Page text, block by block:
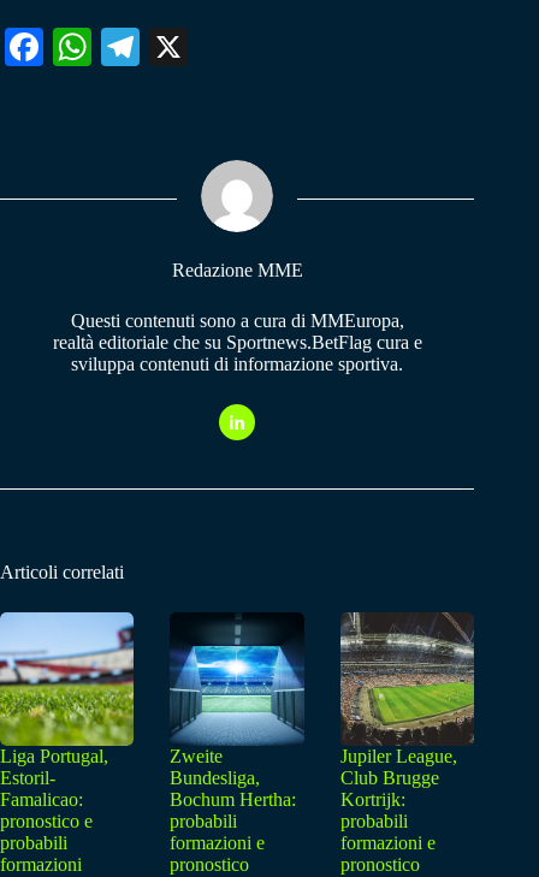
Fa W
pp
Te
m
Redazione MME
Questi contenuti sono a cura di MMEuropa,
realtà editoriale che su Sportnews.BetFlag cura e
sviluppa contenuti di informazione sportiva.
Articoli correlati
Liga Portugal,
Estoril-
Famalicao:
pronostico e
probabili
formazioni
Zweite
Bundesliga,
Bochum Hertha:
probabili
formazioni e
pronostico
Jupiler League,
Club Brugge
Kortrijk:
probabili
formazioni e
pronostico